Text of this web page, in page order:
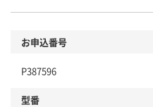
お申込番号
P387596
型番